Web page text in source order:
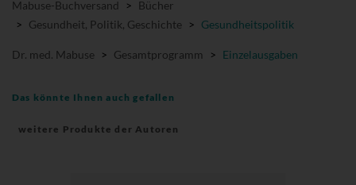
Mabuse-Buchversand > Bücher
> Gesundheit, Politik, Geschichte > Gesundheitspolitik
Dr. med. Mabuse > Gesamtprogramm > Einzelausgaben
Das könnte Ihnen auch gefallen
weitere Produkte der Autoren